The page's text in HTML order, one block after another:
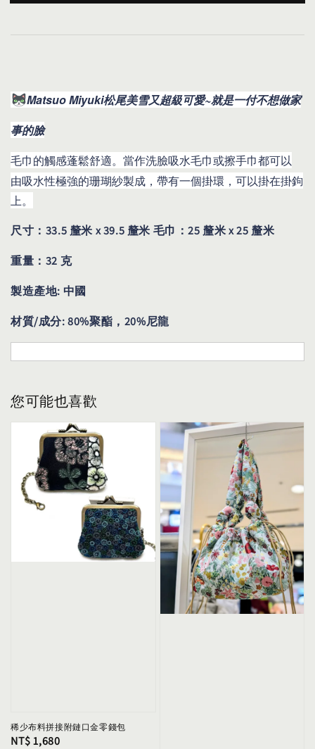
Matsuo Miyuki松尾美雪又超級可愛~就是一付不想做家
事的臉
毛巾的觸感蓬鬆舒適。當作洗臉吸水毛巾或擦手巾都可以
由吸水性極強的珊瑚紗製成，帶有一個掛環，可以掛在掛鉤
上。
尺寸：33.5 釐米 x 39.5 釐米 毛巾：25 釐米 x 25 釐米
重量：32 克
製造產地: 中國
材質/成分: 80%聚酯，20%尼龍
您可能也喜歡
稀少布料拼接附鏈口金零錢包
Regular
NT$ 1,680